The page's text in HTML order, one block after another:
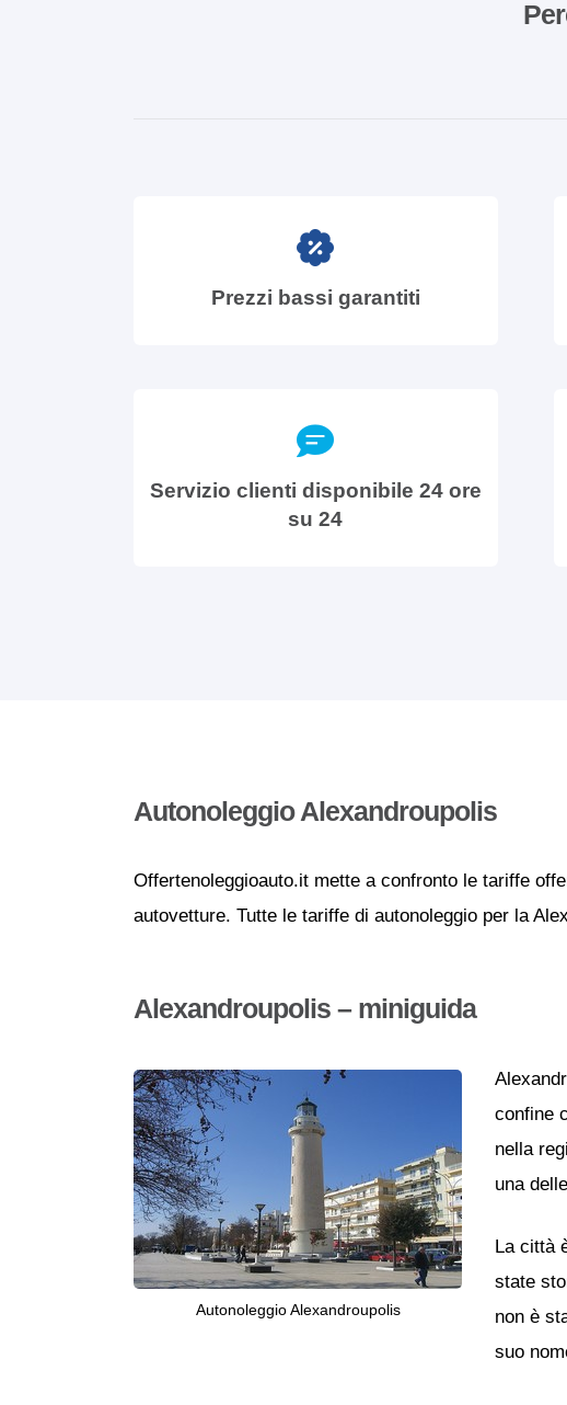
Prezzi bassi garantiti
Servizio clienti disponibile 24 ore
su 24
Autonoleggio Alexandroupolis
Offertenoleggioauto.it mette a confronto le tariffe
autovetture. Tutte le tariffe di autonoleggio per la
Alexandroupolis – miniguida
Autonoleggio Alexandroupolis
confine
nella
una
La città
state
non è
suo